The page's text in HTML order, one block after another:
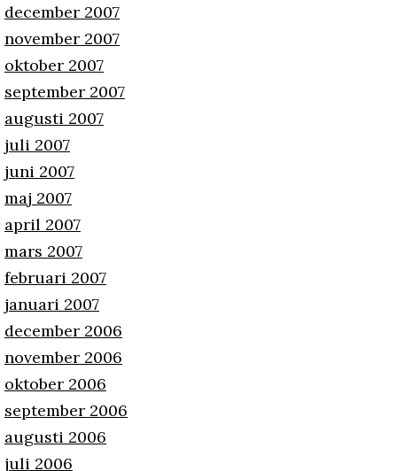
december 2007
november 2007
oktober 2007
september 2007
augusti 2007
juli 2007
juni 2007
maj 2007
april 2007
mars 2007
februari 2007
januari 2007
december 2006
november 2006
oktober 2006
september 2006
augusti 2006
juli 2006